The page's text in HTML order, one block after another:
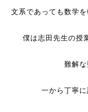
文系であっても数学
僕は志田先生の授
難解
一から丁寧に